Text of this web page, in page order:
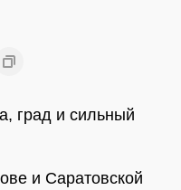
град и сильный
и Саратовской